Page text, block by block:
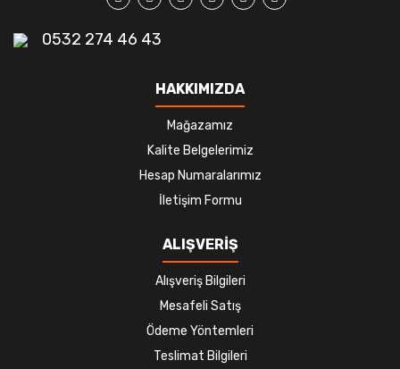
0532 274 46 43
HAKKIMIZDA
Mağazamız
Kalite Belgelerimiz
Hesap Numaralarımız
İletişim Formu
ALIŞVERİŞ
Alışveriş Bilgileri
Mesafeli Satış
Ödeme Yöntemleri
Teslimat Bilgileri